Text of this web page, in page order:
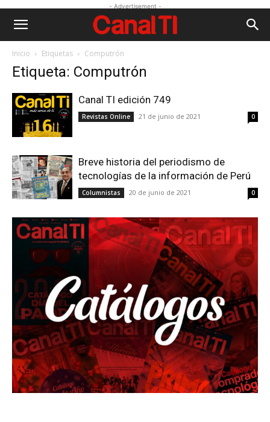
- Advertisement -
Inicio Etiquetas Computrón
Etiqueta: Computrón
Canal TI edición 749
Revistas Online 21 de junio de 2021 0
Breve historia del periodismo de
tecnologías de la información de Perú
Columnistas 20 de junio de 2021 0